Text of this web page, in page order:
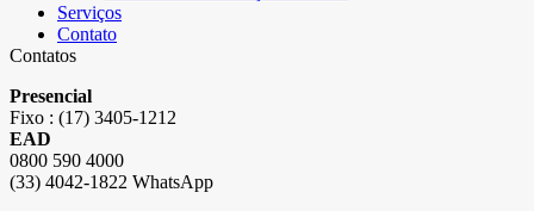
Serviços
Contato
Contatos
Presencial
Fixo : (17) 3405-1212
EAD
0800 590 4000
(33) 4042-1822 WhatsApp